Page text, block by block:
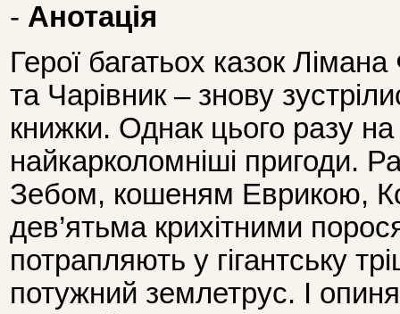
- Анотація
Герої багатьох казок
та Чарівник – знову
книжки. Однак цього разу
найкарколомніші пригоди.
Зебом, кошеням Еврикою,
дев’ятьма крихітними
потрапляють у гігантську
потужний землетрус. І